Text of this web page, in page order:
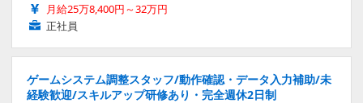
月給25万8,400円～32万円
正社員
ゲームシステム調整スタッフ/動作確認・データ入力補助/未
経験歓迎/スキルアップ研修あり・完全週休2日制